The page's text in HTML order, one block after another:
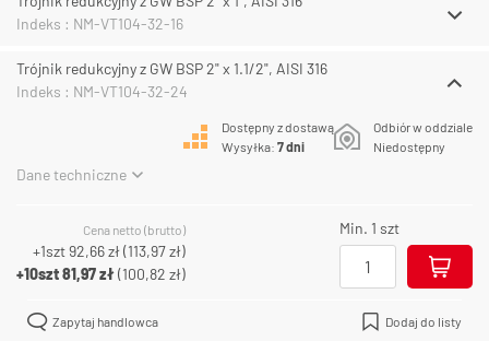
Indeks : NM-VT104-32-16
Trójnik redukcyjny z GW BSP 2" x 1.1/2", AISI 316
Indeks : NM-VT104-32-24
Dostępny z dostawą
Wysyłka: 7 dni
Odbiór w oddziale
Niedostępny
Dane techniczne
Cena netto (brutto)
+1szt92,66 zł(113,97 zł)
+10szt81,97 zł(100,82 zł)
Min. 1 szt
Zapytaj handlowca Dodaj do listy